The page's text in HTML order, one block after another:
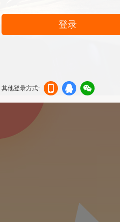
登录
其他登录方式:
机登
登录
信登